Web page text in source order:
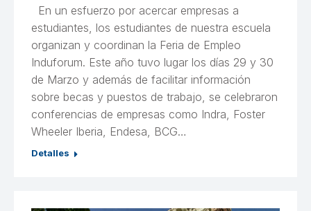
En un esfuerzo por acercar empresas a
estudiantes, los estudiantes de nuestra escuela
organizan y coordinan la Feria de Empleo
Induforum. Este año tuvo lugar los días 29 y 30
de Marzo y además de facilitar información
sobre becas y puestos de trabajo, se celebraron
conferencias de empresas como Indra, Foster
Wheeler Iberia, Endesa, BCG…
Detalles